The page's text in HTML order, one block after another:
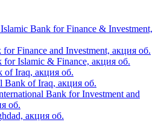
Bank for Finance & Investment,
Finance and Investment, акция об.
for Islamic & Finance, акция об.
of Iraq, акция об.
Bank of Iraq, акция об.
Bank for Investment and
об.
акция об.